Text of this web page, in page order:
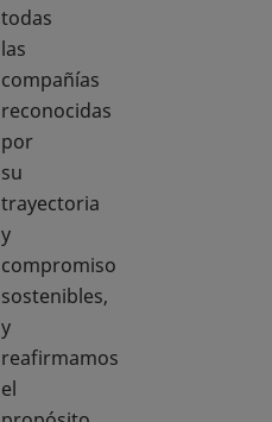
todas
las
compañías
reconocidas
por
su
trayectoria
y
compromiso
sostenibles,
y
reafirmamos
el